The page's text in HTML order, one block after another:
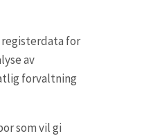
for
av
forvaltning
som vil gi